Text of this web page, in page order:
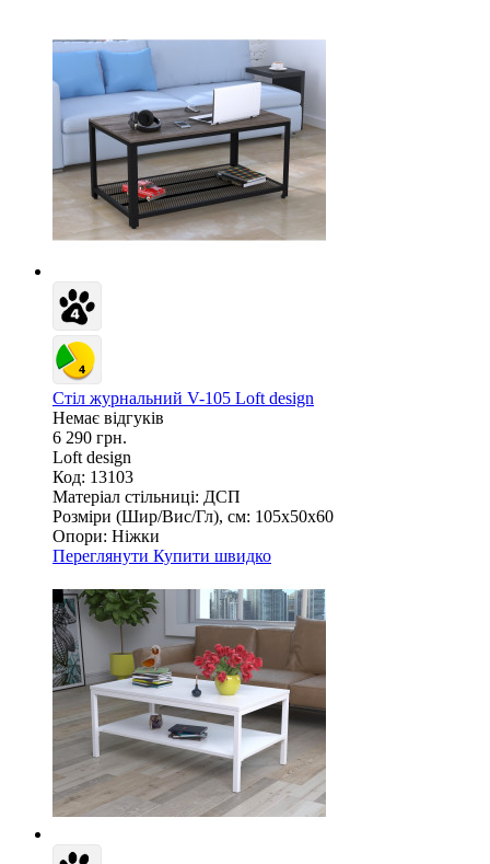
Стіл журнальний V-105 Loft design
Немає відгуків
6 290 грн.
Loft design
Код: 13103
Матеріал стільниці: ДСП
Розміри (Шир/Вис/Гл), см: 105х50х60
Опори: Ніжки
Переглянути Купити швидко